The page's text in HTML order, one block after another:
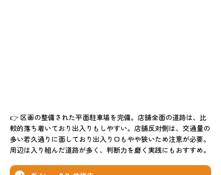
👉 区画の整備された平面駐車場を完備。店舗全面の道路は、比
較的落ち着いており出入りもしやすい。店舗反対側は、交通量の
多い若久通りに面しており出入り口もやや狭いため注意が必要。
周辺は入り組んだ道路が多く、判断力を磨く実践にもおすすめ。